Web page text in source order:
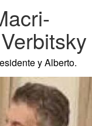
y Alberto.